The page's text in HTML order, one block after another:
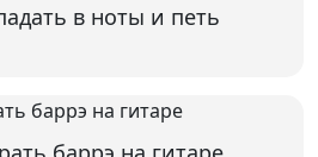
в ноты и петь